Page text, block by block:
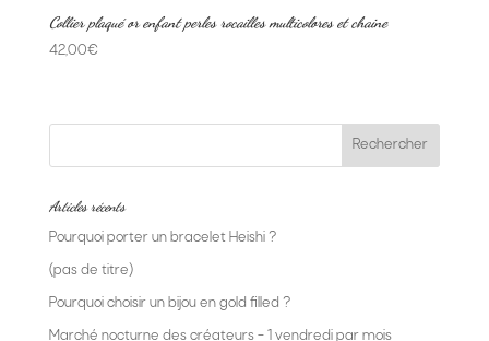
Collier plaqué or enfant perles rocailles multicolores et chaine
42,00€
Articles récents
Pourquoi porter un bracelet Heishi ?
(pas de titre)
Pourquoi choisir un bijou en gold filled ?
Marché nocturne des créateurs – 1 vendredi par mois